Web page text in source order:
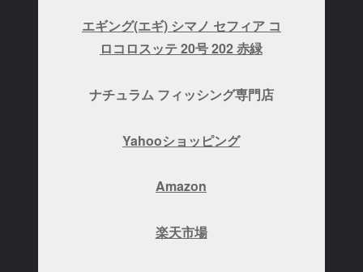
エギング(エギ) シマノ セフィア コ
ロコロスッテ 20号 202 赤緑
ナチュラム フィッシング専門店
Yahooショッピング
Amazon
楽天市場